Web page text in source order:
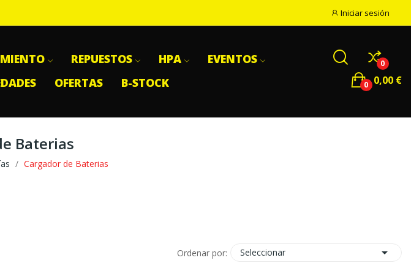
Iniciar sesión
REPUESTOS HPA
EVENTOS
OFERTAS B-STOCK
0
0,00 €
0
Baterias
Cargador de Baterias
Ordenar por: Seleccionar 